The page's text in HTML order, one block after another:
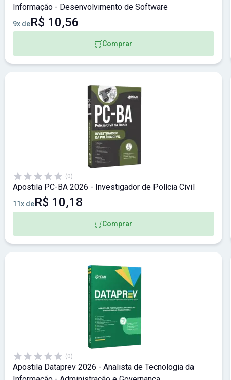
Informação - Desenvolvimento de Software
9x deR$ 10,56
Comprar
(0)
Apostila PC-BA 2026 - Investigador de Polícia Civil
11x deR$ 10,18
Comprar
(0)
Apostila Dataprev 2026 - Analista de Tecnologia da